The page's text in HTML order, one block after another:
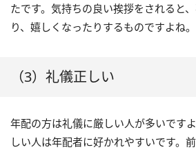
たです。気持ちの良い挨拶をされると
り、嬉しくなったりするものですよね。
（3）礼儀正しい
年配の方は礼儀に厳しい人が多いです
しい人は年配者に好かれやすいです。